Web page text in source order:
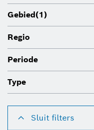
Gebied(1)
Regio
Periode
Type
Sluit filters